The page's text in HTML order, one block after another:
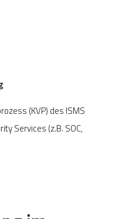
(KVP) des ISMS
Services (z.B. SOC,